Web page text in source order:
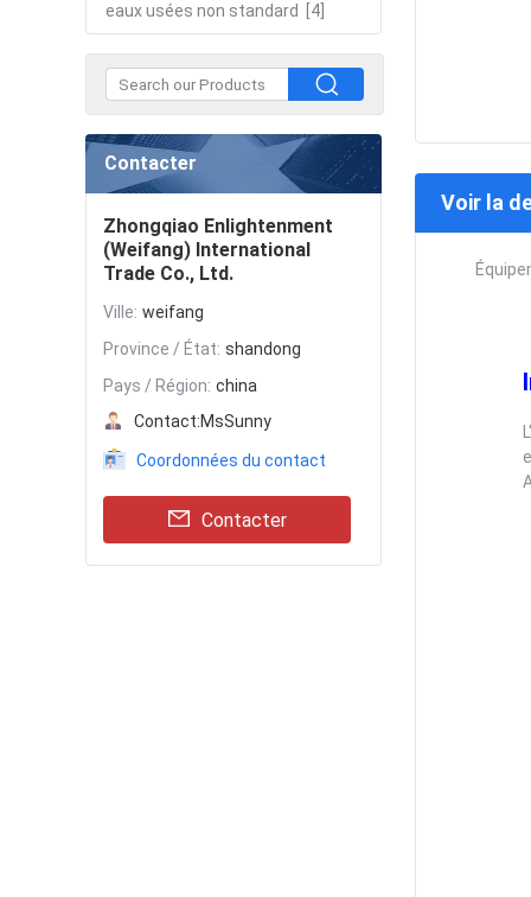
eaux usées non standard
[4]
Contacter
Zhongqiao Enlightenment
(Weifang) International
Trade Co., Ltd.
Ville: weifang
Province / État: shandong
Pays / Région: china
Contact:MsSunny
Coordonnées du contact
Contacter
Voir la